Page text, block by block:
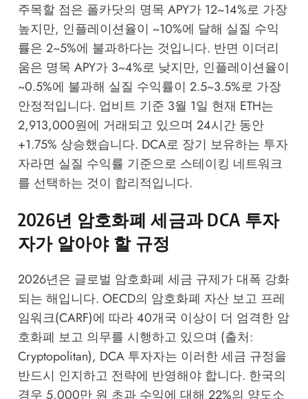
주목할 점은 폴카닷의 명목 APY가 12~14%로 가장
높지만, 인플레이션율이 ~10%에 달해 실질 수익
률은 2~5%에 불과하다는 것입니다. 반면 이더리
움은 명목 APY가 3~4%로 낮지만, 인플레이션율이
~0.5%에 불과해 실질 수익률이 2.5~3.5%로 가장
안정적입니다. 업비트 기준 3월 1일 현재 ETH는
2,913,000원에 거래되고 있으며 24시간 동안
+1.75% 상승했습니다. DCA로 장기 보유하는 투자
자라면 실질 수익률 기준으로 스테이킹 네트워크
를 선택하는 것이 합리적입니다.
2026년 암호화폐 세금과 DCA 투자
자가 알아야 할 규정
2026년은 글로벌 암호화폐 세금 규제가 대폭 강화
되는 해입니다. OECD의 암호화폐 자산 보고 프레
임워크(CARF)에 따라 40개국 이상이 더 엄격한 암
호화폐 보고 의무를 시행하고 있으며 (출처:
Cryptopolitan), DCA 투자자는 이러한 세금 규정을
반드시 인지하고 전략에 반영해야 합니다. 한국의
경우 5,000만 원 초과 수익에 대해 22%의 양도소